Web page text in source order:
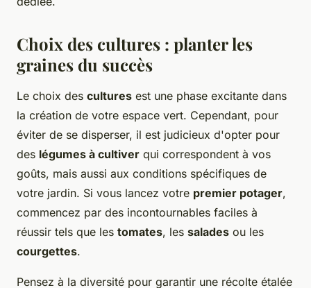
Choix des cultures : planter les
graines du succès
Le choix des cultures est une phase excitante dans
la création de votre espace vert. Cependant, pour
éviter de se disperser, il est judicieux d'opter pour
des légumes à cultiver qui correspondent à vos
goûts, mais aussi aux conditions spécifiques de
votre jardin. Si vous lancez votre premier potager,
commencez par des incontournables faciles à
réussir tels que les tomates, les salades ou les
courgettes.
Pensez à la diversité pour garantir une récolte étalée